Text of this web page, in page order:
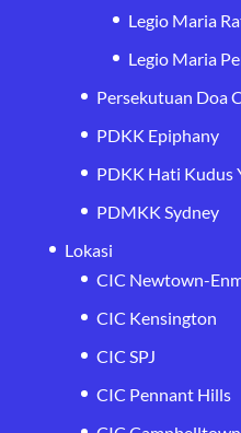
Legio Maria
Legio Maria
Persekutuan Doa
PDKK Epiphany
PDKK Hati Kudus
PDMKK Sydney
Lokasi
CIC Newtown-
CIC Kensington
CIC SPJ
CIC Pennant Hills